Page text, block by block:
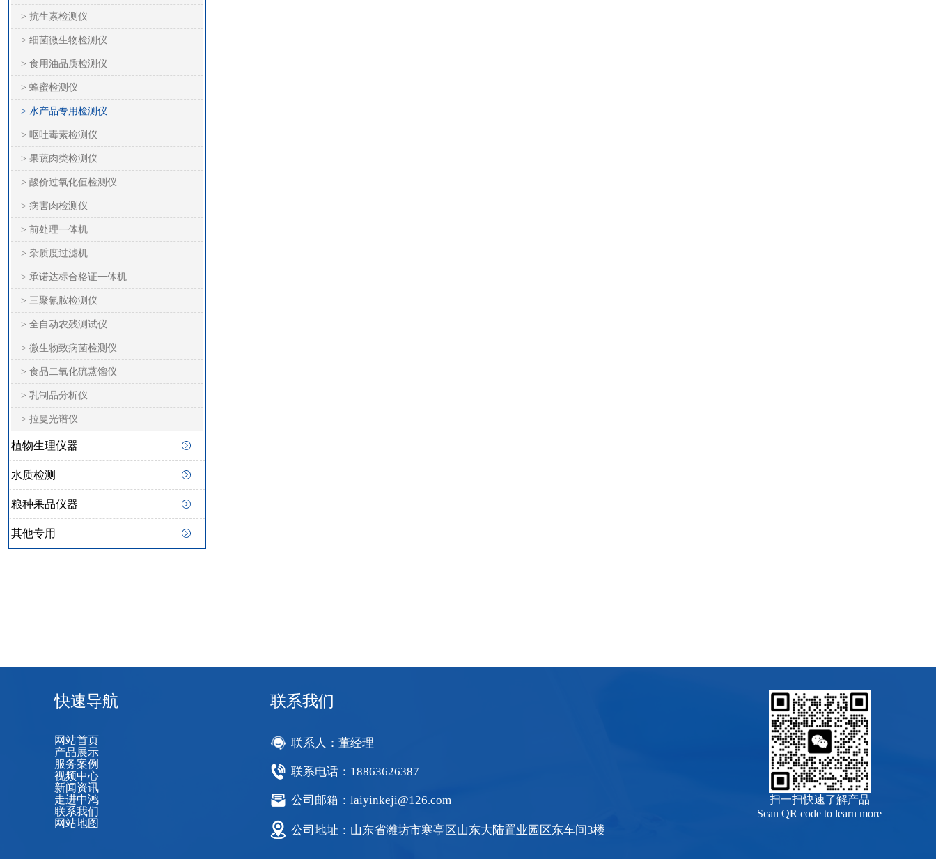
> 抗生素检测仪
> 细菌微生物检测仪
> 食用油品质检测仪
> 蜂蜜检测仪
> 水产品专用检测仪
> 呕吐毒素检测仪
> 果蔬肉类检测仪
> 酸价过氧化值检测仪
> 病害肉检测仪
> 前处理一体机
> 杂质度过滤机
> 承诺达标合格证一体机
> 三聚氰胺检测仪
> 全自动农残测试仪
> 微生物致病菌检测仪
> 食品二氧化硫蒸馏仪
> 乳制品分析仪
> 拉曼光谱仪
植物生理仪器
水质检测
粮种果品仪器
其他专用
快速导航
网站首页
产品展示
服务案例
视频中心
新闻资讯
走进中鸿
联系我们
网站地图
联系我们
联系人：董经理
联系电话：18863626387
公司邮箱：laiyinkeji@126.com
公司地址：山东省潍坊市寒亭区山东大陆置业园区东车间3楼
扫一扫快速了解产品
Scan QR code to learn more